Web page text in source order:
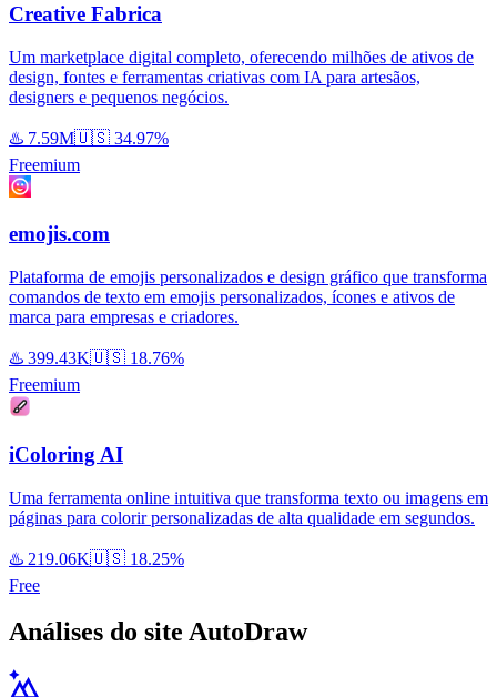
Creative Fabrica
Um marketplace digital completo, oferecendo milhões de ativos de
design, fontes e ferramentas criativas com IA para artesãos,
designers e pequenos negócios.
♨️ 7.59M🇺🇸 34.97%
Freemium
emojis.com
Plataforma de emojis personalizados e design gráfico que transforma
comandos de texto em emojis personalizados, ícones e ativos de
marca para empresas e criadores.
♨️ 399.43K🇺🇸 18.76%
Freemium
iColoring AI
Uma ferramenta online intuitiva que transforma texto ou imagens em
páginas para colorir personalizadas de alta qualidade em segundos.
♨️ 219.06K🇺🇸 18.25%
Free
Análises do site AutoDraw